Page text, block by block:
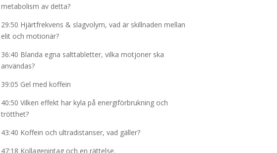
metabolism av detta?
29:50 Hjärtfrekvens & slagvolym, vad är skillnaden mellan
elit och motionär?
36:40 Blanda egna salttabletter, vilka motjoner ska
användas?
39:05 Gel med koffein
40:50 Vilken effekt har kyla på energiförbrukning och
trötthet?
43:40 Koffein och ultradistanser, vad gäller?
47:18 Kollagenintag och en rättelse.